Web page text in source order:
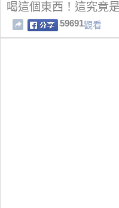
喝這個東西！這究竟
59691觀看